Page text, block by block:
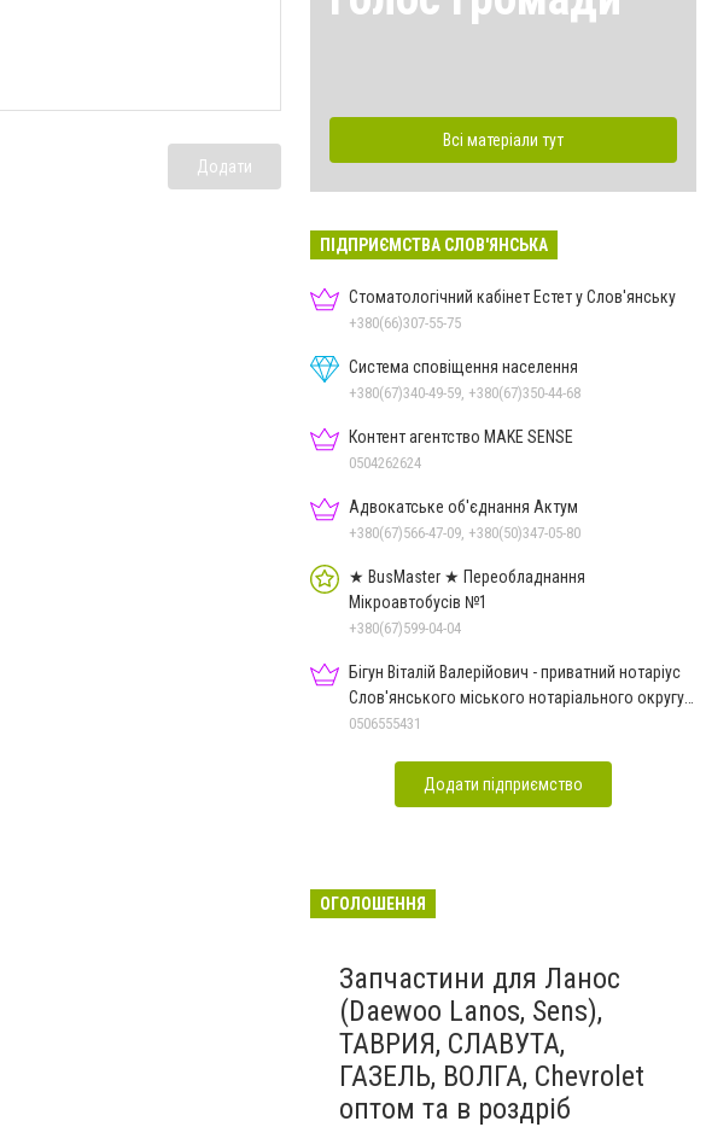
Додати
Всі матеріали тут
ПІДПРИЄМСТВА СЛОВ'ЯНСЬКА
Стоматологічний кабінет Естет у Слов'янську
+380(66)307-55-75
Система сповіщення населення
+380(67)340-49-59, +380(67)350-44-68
Контент агентство MAKE SENSE
0504262624
Адвокатське об'єднання Актум
+380(67)566-47-09, +380(50)347-05-80
★ BusMaster ★ Переобладнання
Мікроавтобусів №1
+380(67)599-04-04
Бігун Віталій Валерійович - приватний нотаріус
Слов'янського міського нотаріального округу
Дон.обл.
0506555431
Додати підприємство
ОГОЛОШЕННЯ
Запчастини для Ланос
(Daewoo Lanos, Sens),
ТАВРИЯ, СЛАВУТА,
ГАЗЕЛЬ, ВОЛГА, Chevrolet
оптом та в роздріб